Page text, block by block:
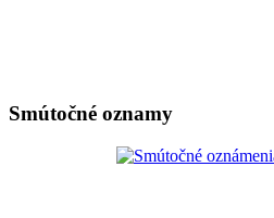
Smútočné oznamy